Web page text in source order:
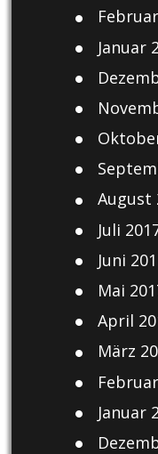
Januar
August
Juli
Juni
Mai
April
März
Januar